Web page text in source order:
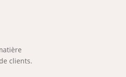
clients.